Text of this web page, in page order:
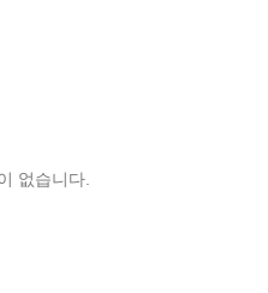
없습니다.